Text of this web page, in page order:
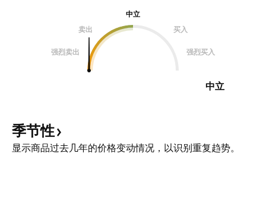
中立
卖出
买入
强烈卖出 强烈买入
中立
季节性
显示商品过去几年的价格变动情况，以识别重复趋势。